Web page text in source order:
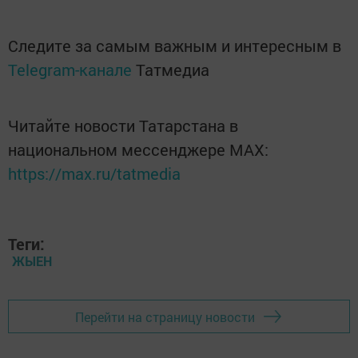
Следите за самым важным и интересным в
Telegram-канале Татмедиа
Читайте новости Татарстана в
национальном мессенджере MАХ:
https://max.ru/tatmedia
Теги:
ЖЫЕН
Перейти на страницу новости